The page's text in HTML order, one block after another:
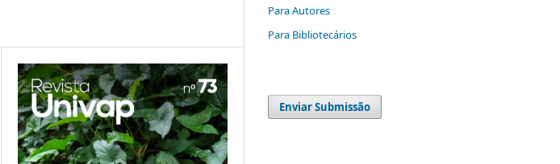
Para Autores
Para Bibliotecários
Enviar Submissão